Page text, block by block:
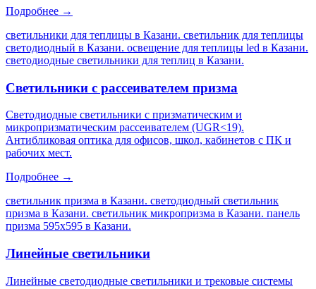
Подробнее →
светильники для теплицы в Казани. светильник для теплицы
светодиодный в Казани. освещение для теплицы led в Казани.
светодиодные светильники для теплиц в Казани.
Светильники с рассеивателем призма
Светодиодные светильники с призматическим и
микропризматическим рассеивателем (UGR<19).
Антибликовая оптика для офисов, школ, кабинетов с ПК и
рабочих мест.
Подробнее →
светильник призма в Казани. светодиодный светильник
призма в Казани. светильник микропризма в Казани. панель
призма 595х595 в Казани.
Линейные светильники
Линейные светодиодные светильники и трековые системы